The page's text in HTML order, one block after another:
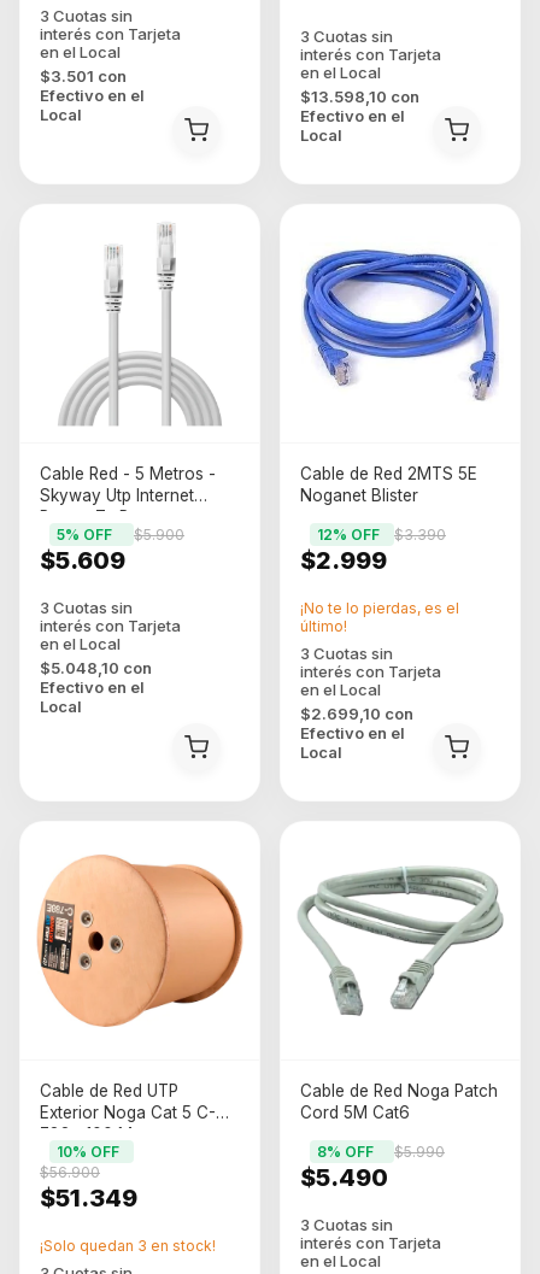
$3.501 con
Efectivo en el
Local
$13.598,10 con
Efectivo en el
Local
Cable Red - 5 Metros -
Skyway Utp Internet
Router Tv Pc
$5.609
$5.900
5% OFF
$5.048,10 con
Efectivo en el
Local
Cable de Red 2MTS 5E
Noganet Blister
$2.999
$3.390
12% OFF
$2.699,10 con
Efectivo en el
Local
¡No te lo pierdas, es el
último!
Cable de Red UTP
Exterior Noga Cat 5 C-
788e 100 M
$51.349
$56.900
10% OFF
¡Solo quedan 3 en stock!
Cable de Red Noga Patch
Cord 5M Cat6
$5.490
$5.990
8% OFF